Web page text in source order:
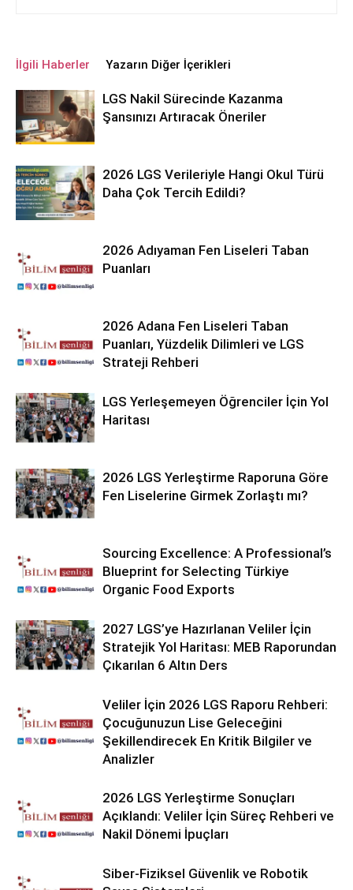
İlgili Haberler Yazarın Diğer İçerikleri
LGS Nakil Sürecinde Kazanma
Şansınızı Artıracak Öneriler
2026 LGS Verileriyle Hangi Okul Türü
Daha Çok Tercih Edildi?
2026 Adıyaman Fen Liseleri Taban
Puanları
2026 Adana Fen Liseleri Taban
Puanları, Yüzdelik Dilimleri ve LGS
Strateji Rehberi
LGS Yerleşemeyen Öğrenciler İçin Yol
Haritası
2026 LGS Yerleştirme Raporuna Göre
Fen Liselerine Girmek Zorlaştı mı?
Sourcing Excellence: A Professional’s
Blueprint for Selecting Türkiye
Organic Food Exports
2027 LGS’ye Hazırlanan Veliler İçin
Stratejik Yol Haritası: MEB Raporundan
Çıkarılan 6 Altın Ders
Veliler İçin 2026 LGS Raporu Rehberi:
Çocuğunuzun Lise Geleceğini
Şekillendirecek En Kritik Bilgiler ve
Analizler
2026 LGS Yerleştirme Sonuçları
Açıklandı: Veliler İçin Süreç Rehberi ve
Nakil Dönemi İpuçları
Siber-Fiziksel Güvenlik ve Robotik